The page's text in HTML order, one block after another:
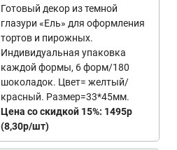
Готовый декор из темной
глазури «Ель» для оформления
тортов и пирожных.
Индивидуальная упаковка
каждой формы, 6 форм/180
шоколадок. Цвет= желтый/
красный. Размер=33*45мм.
Цена со скидкой 15%: 1495р
(8,30р/шт)